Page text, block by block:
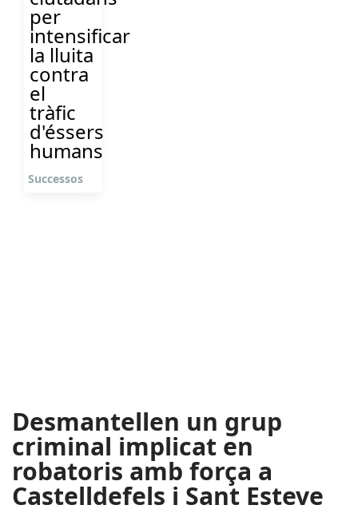
per
intensificar
la lluita
contra
el
tràfic
d'éssers
humans
Successos
Desmantellen un grup
criminal implicat en
robatoris amb força a
Castelldefels i Sant Esteve